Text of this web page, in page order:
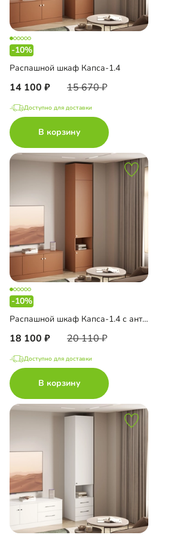
-10%
Распашной шкаф Капса-1.4
14 100 15 670
Доступно для доставки
В корзину
-10%
Распашной шкаф Капса-1.4 с антресолью
18 100 20 110
Доступно для доставки
В корзину